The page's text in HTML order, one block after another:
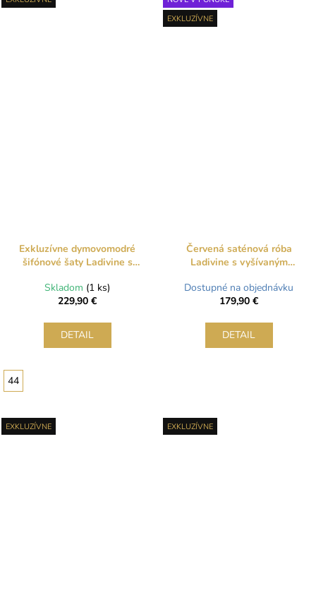
Exkluzívne dymovomodré
šifónové šaty Ladivine s
svadobné mamy
Skladom (1 ks)
229,90 €
DETAIL
44
EXKLUZÍVNE
Červená saténová róba
Ladivine s vyšívaným
Dostupné na objednávku
179,90 €
DETAIL
EXKLUZÍVNE EXKLUZÍVNE